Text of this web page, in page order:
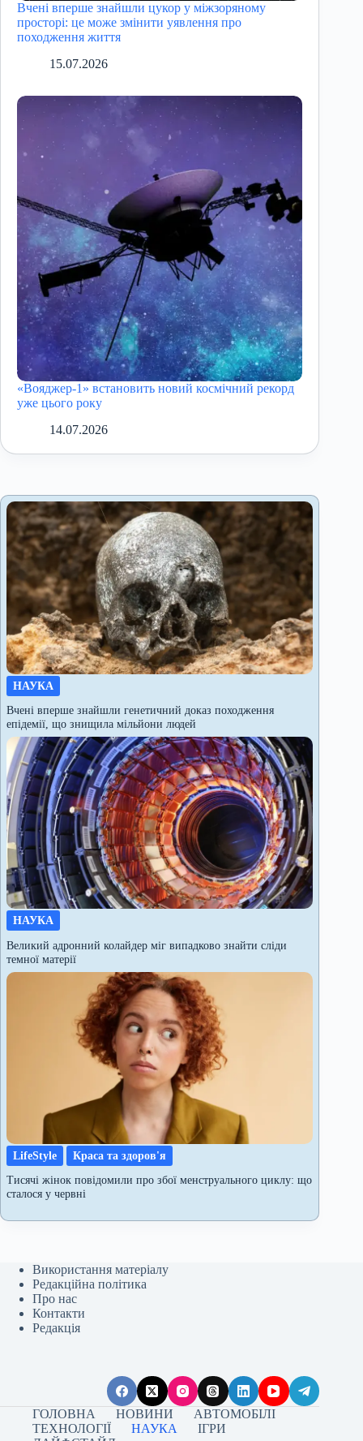
Вчені вперше знайшли цукор у міжзоряному
просторі: це може змінити уявлення про
походження життя
15.07.2026
«Вояджер-1» встановить новий космічний рекорд
уже цього року
14.07.2026
НАУКА
Вчені вперше знайшли генетичний доказ походження
епідемії, що знищила мільйони людей
НАУКА
Великий адронний колайдер міг випадково знайти сліди
темної матерії
LifeStyle
Краса та здоров'я
Тисячі жінок повідомили про збої менструального циклу: що
сталося у червні
Використання матеріалу
Редакційна політика
Про нас
Контакти
Редакція
ГОЛОВНА НОВИНИ
АВТОМОБІЛІ
ТЕХНОЛОГІЇ
НАУКА
ІГРИ